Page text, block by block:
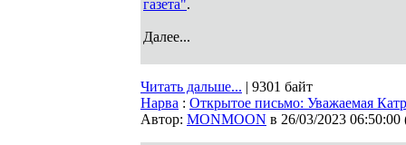
газета".
Далее...
Читать дальше... | 9301 байт
Нарва : Открытое письмо: Уважаемая
Автор: MONMOON в 26/03/2023 06:50:00